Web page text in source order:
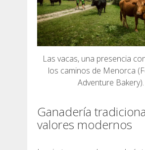
PRECIO
EXTRAS
Las vacas, una presencia
los caminos de Menorca
Adventure Bakery).
Ganadería
valores modernos